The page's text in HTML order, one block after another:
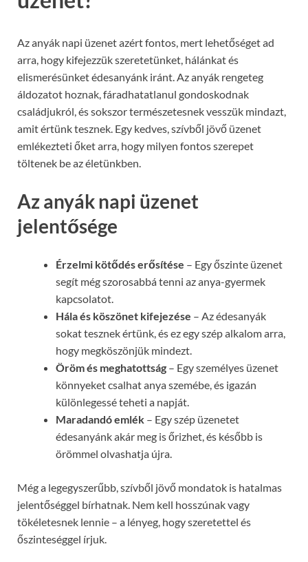
Az anyák napi üzenet azért fontos, mert lehetőséget ad
arra, hogy kifejezzük szeretetünket, hálánkat és
elismerésünket édesanyánk iránt. Az anyák rengeteg
áldozatot hoznak, fáradhatatlanul gondoskodnak
családjukról, és sokszor természetesnek vesszük mindazt,
amit értünk tesznek. Egy kedves, szívből jövő üzenet
emlékezteti őket arra, hogy milyen fontos szerepet
töltenek be az életünkben.
Az anyák napi üzenet
jelentősége
Érzelmi kötődés erősítése – Egy őszinte üzenet
segít még szorosabbá tenni az anya-gyermek
kapcsolatot.
Hála és köszönet kifejezése – Az édesanyák
sokat tesznek értünk, és ez egy szép alkalom arra,
hogy megköszönjük mindezt.
Öröm és meghatottság – Egy személyes üzenet
könnyeket csalhat anya szemébe, és igazán
különlegessé teheti a napját.
Maradandó emlék – Egy szép üzenetet
édesanyánk akár meg is őrizhet, és később is
örömmel olvashatja újra.
Még a legegyszerűbb, szívből jövő mondatok is hatalmas
jelentőséggel bírhatnak. Nem kell hosszúnak vagy
tökéletesnek lennie – a lényeg, hogy szeretettel és
őszinteséggel írjuk.